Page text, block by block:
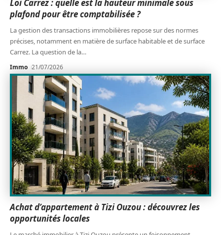
Loi Carrez : quelle est la hauteur minimale sous
plafond pour être comptabilisée ?
La gestion des transactions immobilières repose sur des normes
précises, notamment en matière de surface habitable et de surface
Carrez. La question de la…
Immo 21/07/2026
Achat d’appartement à Tizi Ouzou : découvrez les
opportunités locales